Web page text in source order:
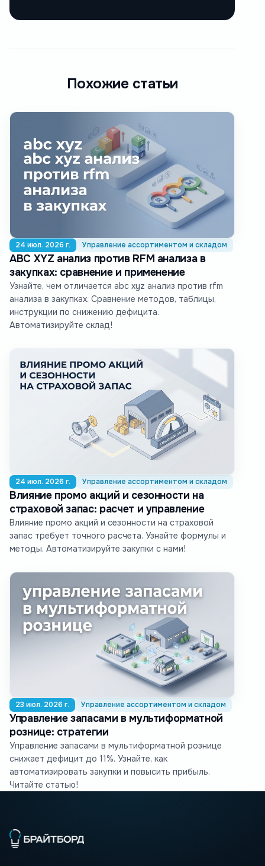
Похожие статьи
24 июл. 2026 г. Управление ассортиментом и складом
ABC XYZ анализ против RFM анализа в
закупках: сравнение и применение
Узнайте, чем отличается abc xyz анализ против rfm
анализа в закупках. Сравнение методов, таблицы,
инструкции по снижению дефицита.
Автоматизируйте склад!
24 июл. 2026 г. Управление ассортиментом и складом
Влияние промо акций и сезонности на
страховой запас: расчет и управление
Влияние промо акций и сезонности на страховой
запас требует точного расчета. Узнайте формулы и
методы. Автоматизируйте закупки с нами!
23 июл. 2026 г. Управление ассортиментом и складом
Управление запасами в мультиформатной
рознице: стратегии
Управление запасами в мультиформатной рознице
снижает дефицит до 11%. Узнайте, как
автоматизировать закупки и повысить прибыль.
Читайте статью!